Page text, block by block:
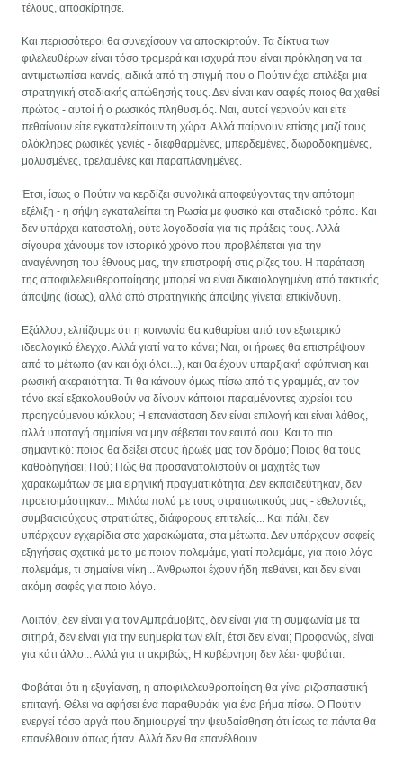
τέλους, αποσκίρτησε.
Και περισσότεροι θα συνεχίσουν να αποσκιρτούν. Τα δίκτυα των
φιλελευθέρων είναι τόσο τρομερά και ισχυρά που είναι πρόκληση να τα
αντιμετωπίσει κανείς, ειδικά από τη στιγμή που ο Πούτιν έχει επιλέξει μια
στρατηγική σταδιακής απώθησής τους. Δεν είναι καν σαφές ποιος θα χαθεί
πρώτος - αυτοί ή ο ρωσικός πληθυσμός. Ναι, αυτοί γερνούν και είτε
πεθαίνουν είτε εγκαταλείπουν τη χώρα. Αλλά παίρνουν επίσης μαζί τους
ολόκληρες ρωσικές γενιές - διεφθαρμένες, μπερδεμένες, δωροδοκημένες,
μολυσμένες, τρελαμένες και παραπλανημένες.
Έτσι, ίσως ο Πούτιν να κερδίζει συνολικά αποφεύγοντας την απότομη
εξέλιξη - η σήψη εγκαταλείπει τη Ρωσία με φυσικό και σταδιακό τρόπο. Και
δεν υπάρχει καταστολή, ούτε λογοδοσία για τις πράξεις τους. Αλλά
σίγουρα χάνουμε τον ιστορικό χρόνο που προβλέπεται για την
αναγέννηση του έθνους μας, την επιστροφή στις ρίζες του. Η παράταση
της αποφιλελευθεροποίησης μπορεί να είναι δικαιολογημένη από τακτικής
άποψης (ίσως), αλλά από στρατηγικής άποψης γίνεται επικίνδυνη.
Εξάλλου, ελπίζουμε ότι η κοινωνία θα καθαρίσει από τον εξωτερικό
ιδεολογικό έλεγχο. Αλλά γιατί να το κάνει; Ναι, οι ήρωες θα επιστρέψουν
από το μέτωπο (αν και όχι όλοι...), και θα έχουν υπαρξιακή αφύπνιση και
ρωσική ακεραιότητα. Τι θα κάνουν όμως πίσω από τις γραμμές, αν τον
τόνο εκεί εξακολουθούν να δίνουν κάποιοι παραμένοντες αχρείοι του
προηγούμενου κύκλου; Η επανάσταση δεν είναι επιλογή και είναι λάθος,
αλλά υποταγή σημαίνει να μην σέβεσαι τον εαυτό σου. Και το πιο
σημαντικό: ποιος θα δείξει στους ήρωές μας τον δρόμο; Ποιος θα τους
καθοδηγήσει; Πού; Πώς θα προσανατολιστούν οι μαχητές των
χαρακωμάτων σε μια ειρηνική πραγματικότητα; Δεν εκπαιδεύτηκαν, δεν
προετοιμάστηκαν... Μιλάω πολύ με τους στρατιωτικούς μας - εθελοντές,
συμβασιούχους στρατιώτες, διάφορους επιτελείς... Και πάλι, δεν
υπάρχουν εγχειρίδια στα χαρακώματα, στα μέτωπα. Δεν υπάρχουν σαφείς
εξηγήσεις σχετικά με το με ποιον πολεμάμε, γιατί πολεμάμε, για ποιο λόγο
πολεμάμε, τι σημαίνει νίκη... Άνθρωποι έχουν ήδη πεθάνει, και δεν είναι
ακόμη σαφές για ποιο λόγο.
Λοιπόν, δεν είναι για τον Αμπράμοβιτς, δεν είναι για τη συμφωνία με τα
σιτηρά, δεν είναι για την ευημερία των ελίτ, έτσι δεν είναι; Προφανώς, είναι
για κάτι άλλο... Αλλά για τι ακριβώς; Η κυβέρνηση δεν λέει· φοβάται.
Φοβάται ότι η εξυγίανση, η αποφιλελευθροποίηση θα γίνει ριζοσπαστική
επιταγή. Θέλει να αφήσει ένα παραθυράκι για ένα βήμα πίσω. Ο Πούτιν
ενεργεί τόσο αργά που δημιουργεί την ψευδαίσθηση ότι ίσως τα πάντα θα
επανέλθουν όπως ήταν. Αλλά δεν θα επανέλθουν.